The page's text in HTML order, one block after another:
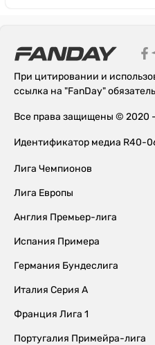
При цитировании и
ссылка на "FanDay"
Все права защищены © 2020
Идентификатор медиа R40-
Лига Чемпионов
Лига Европы
Англия Премьер-лига
Испания Примера
Германия Бундеслига
Италия Серия А
Франция Лига 1
Португалия Примейра-лига